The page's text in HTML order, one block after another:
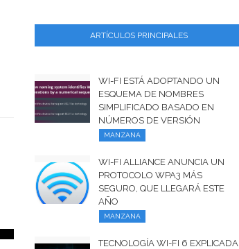
ARTÍCULOS PRINCIPALES
WI-FI ESTÁ ADOPTANDO UN
ESQUEMA DE NOMBRES
SIMPLIFICADO BASADO EN
NÚMEROS DE VERSIÓN
MANZANA
WI-FI ALLIANCE ANUNCIA UN
PROTOCOLO WPA3 MÁS
SEGURO, QUE LLEGARÁ ESTE
AÑO
MANZANA
TECNOLOGÍA WI-FI 6 EXPLICADA